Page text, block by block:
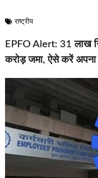
राष्ट्रीय
EPFO Alert: 31 लाख
करोड़ जमा, ऐसे करें